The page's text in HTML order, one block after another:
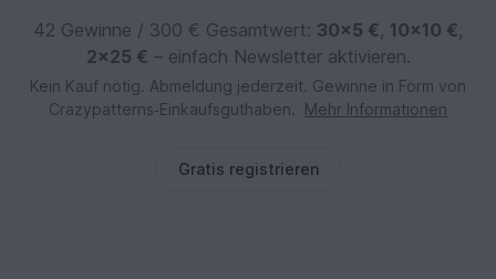
42 Gewinne / 300 € Gesamtwert: 30×5 €, 10×10 €,
2×25 € – einfach Newsletter aktivieren.
Kein Kauf nötig. Abmeldung jederzeit. Gewinne in Form von
Crazypatterns‑Einkaufsguthaben.
Mehr Informationen
Gratis registrieren